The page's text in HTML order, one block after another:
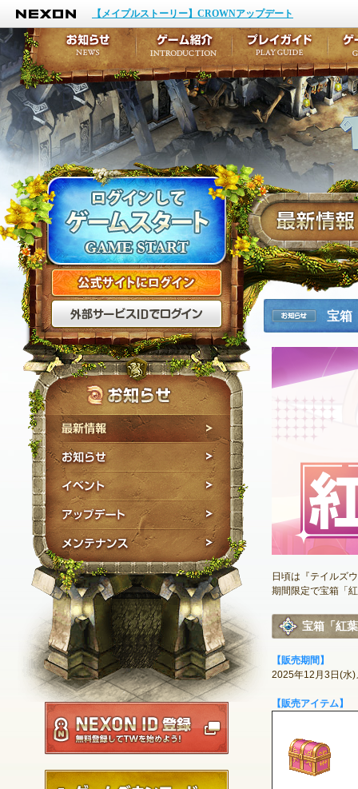
NEXON
【メイプルストーリー】CROWNアップデート
公式サイトにログイン
外部サービスIDでログ
最新情報
アップデート
メンテナンス
NEXON ID登録
ゲームダウンロード
お知らせ
宝箱
日頃は『テイルズ
期間限定で宝箱「
宝箱「紅
【販売期間】
2025年12 月 3 日 (水)
【販売アイテム】
お知らせ
イベント
アップデート
メンテナンス
ゲーム紹介
キャラクター作成
テイルズ初級者講座
ここだけは知ってお